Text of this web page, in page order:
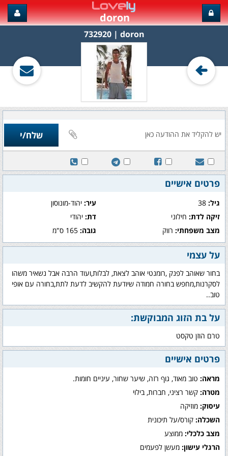
doron
doron‏ | 732920
פרטים אישיים
גיל: עיר:יהוד-מונוסון
זיקה לדת: חילוני דת:יהודי
מצב משפחתי: רווק גובה:165 ס"מ
על עצמי
בחור שאוהב לפנק ,רומנטי אוהב לצאת, לבלות,ועוד הרבה אבל נשאיר משהו
לסקרנות,מחפש בחורה חמודה שיודעת להקשיב לדעת לתת,בחורה עם אופי
טוב..
על בת הזוג המבוקשת:
טרם הוזן טקסט
פרטים אישיים
מראה: טוב מאוד, גוף רזה, שיער שחור, עיניים חומות.
מטרה: קשר רציני, חברות, בילוי
עיסוק: מוזיקה
השכלה: קורס/על תיכונית
מצב כלכלי: ממוצע
הרגלי עישון: מעשן לפעמים